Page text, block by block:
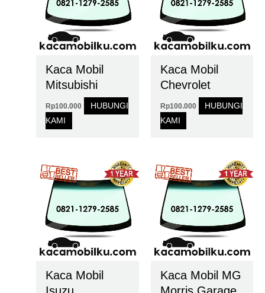
Kaca Mobil
Mitsubishi
Rp100.000
HUBUNGI
KAMI
Kaca Mobil
Chevrolet
Rp100.000
HUBUNGI
KAMI
Kaca Mobil
Kaca Mobil MG